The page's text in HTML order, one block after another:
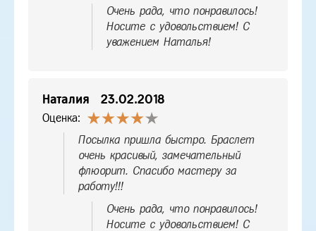
Очень рада, что понравилось!
Носите с удовольствием! С
уважением Наталья!
Наталия 23.02.2018
Оценка:
Посылка пришла быстро. Браслет
очень красивый, замечательный
флюорит. Спасибо мастеру за
работу!!!
Очень рада, что понравилось!
Носите с удовольствием! С